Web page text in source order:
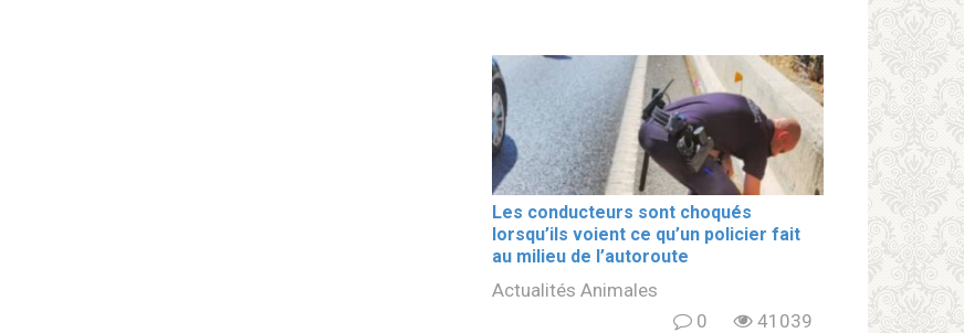
Les conducteurs sont choqués
lorsqu’ils voient ce qu’un policier fait
au milieu de l’autoroute
Actualités Animales
0
41039